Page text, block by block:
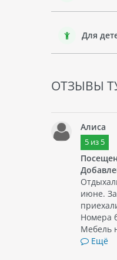
Для
ОТЗЫВЫ
Алиса
5из 5
июне.
Номера
Мебель
Ещё